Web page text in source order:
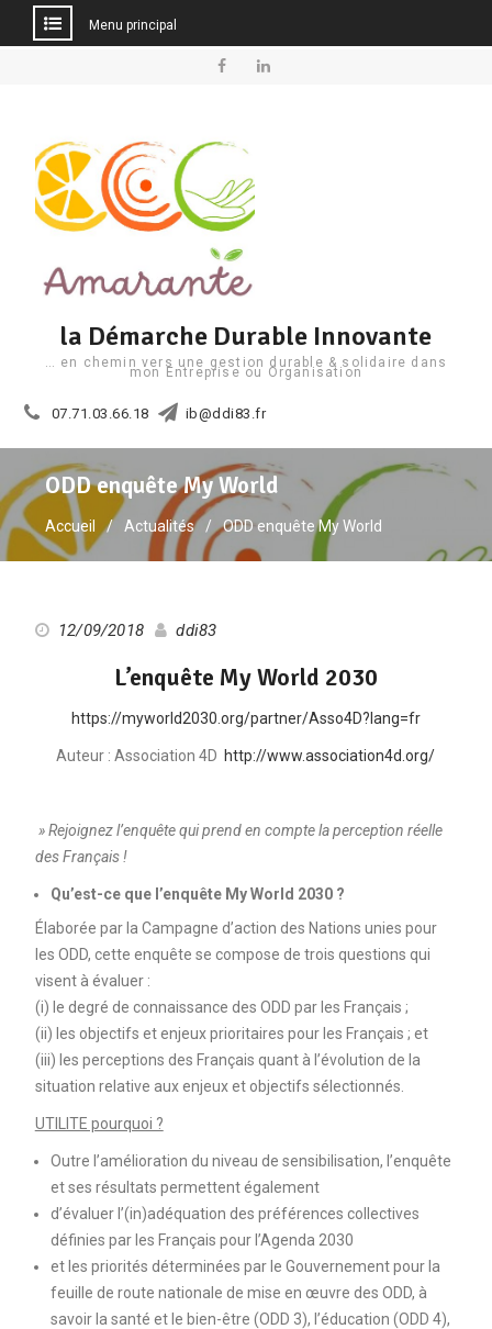
Menu principal
la Démarche Durable Innovante
… en chemin vers une gestion durable & solidaire dans
mon Entreprise ou Organisation
07.71.03.66.18 ib@ddi83.fr
ODD enquête My World
Accueil Actualités ODD enquête My World
12/09/2018 ddi83
L’enquête My World 2030
https://myworld2030.org/partner/Asso4D?lang=fr
Auteur : Association 4D http://www.association4d.org/
» Rejoignez l’enquête qui prend en compte la perception réelle
des Français !
Qu’est-ce que l’enquête My World 2030 ?
Élaborée par la Campagne d’action des Nations unies pour
les ODD, cette enquête se compose de trois questions qui
visent à évaluer :
(i) le degré de connaissance des ODD par les Français ;
(ii) les objectifs et enjeux prioritaires pour les Français ; et
(iii) les perceptions des Français quant à l’évolution de la
situation relative aux enjeux et objectifs sélectionnés.
UTILITE pourquoi ?
Outre l’amélioration du niveau de sensibilisation, l’enquête
et ses résultats permettent également
d’évaluer l’(in)adéquation des préférences collectives
définies par les Français pour l’Agenda 2030
et les priorités déterminées par le Gouvernement pour la
feuille de route nationale de mise en œuvre des ODD, à
savoir la santé et le bien-être (ODD 3), l’éducation (ODD 4),